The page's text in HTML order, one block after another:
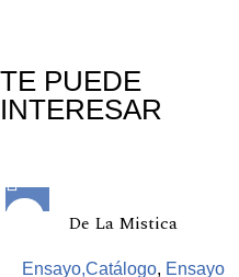
TE PUEDE
INTERESAR
De La Mistica
Ensayo,Catálogo, Ensayo